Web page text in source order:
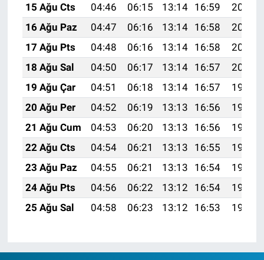
15 Ağu Cts
04:46 06:15 13:14 16:59
20:04
16 Ağu Paz
04:47 06:16 13:14 16:58
20:03
17 Ağu Pts
04:48 06:16 13:14 16:58
20:02
18 Ağu Sal
04:50 06:17 13:14 16:57
20:00
19 Ağu Çar
04:51 06:18 13:14 16:57
19:59
20 Ağu Per
04:52 06:19 13:13 16:56
19:58
21 Ağu Cum
04:53 06:20 13:13 16:56
19:57
22 Ağu Cts
04:54 06:21 13:13 16:55
19:55
23 Ağu Paz
04:55 06:21 13:13 16:54
19:54
24 Ağu Pts
04:56 06:22 13:12 16:54
19:53
25 Ağu Sal
04:58 06:23 13:12 16:53 19:51